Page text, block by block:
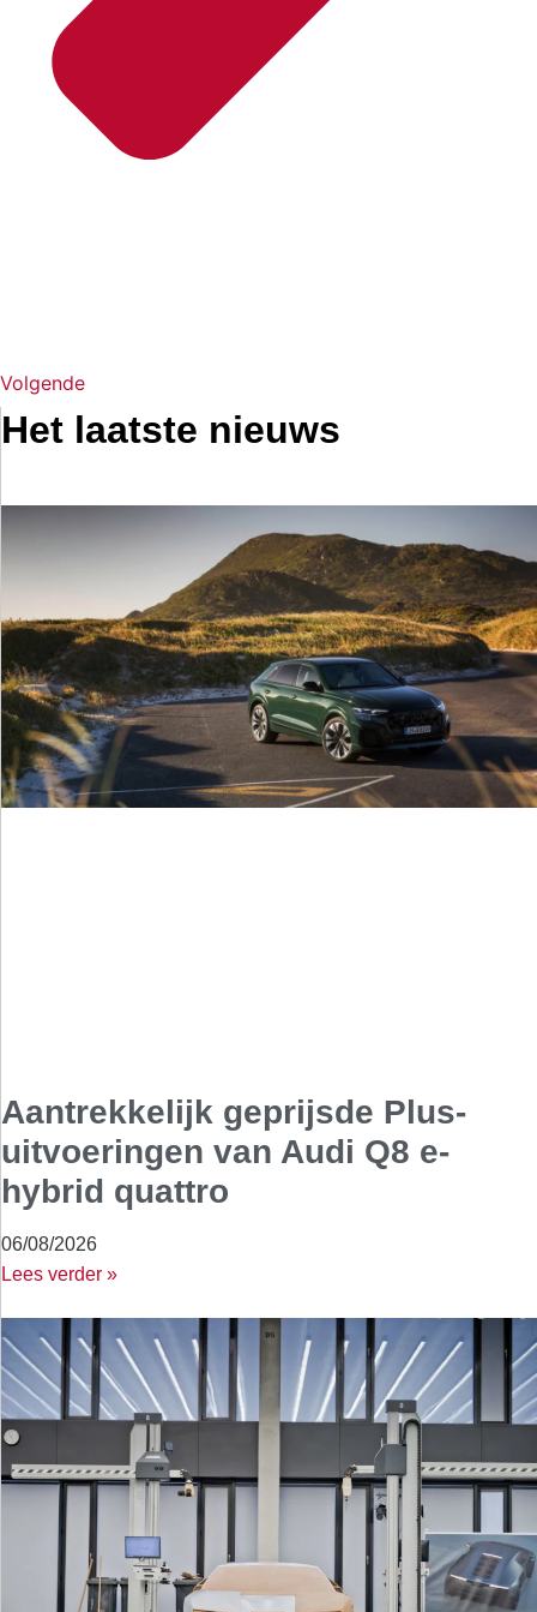
Volgende
Het laatste nieuws
Aantrekkelijk geprijsde Plus-
uitvoeringen van Audi Q8 e-
hybrid quattro
06/08/2026
Lees verder »